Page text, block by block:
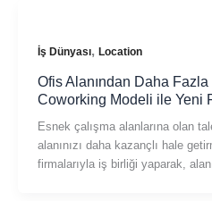
İş Dünyası, Location
Ofis Alanından Daha
Coworking Modeli ile Yeni
Esnek çalışma alanlarına olan
alanınızı daha kazançlı hale
firmalarıyla iş birliği yaparak,